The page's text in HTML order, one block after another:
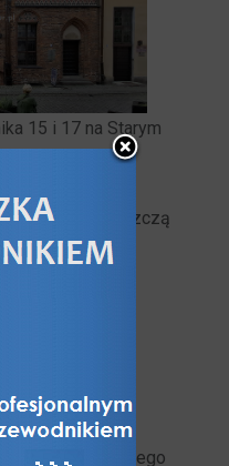
15 i 17 na Starym
z najlepszych
Obecnie mieszczą
Kopernika
przednim
tzw.wysoka
kondygnacji)
izby tylnego